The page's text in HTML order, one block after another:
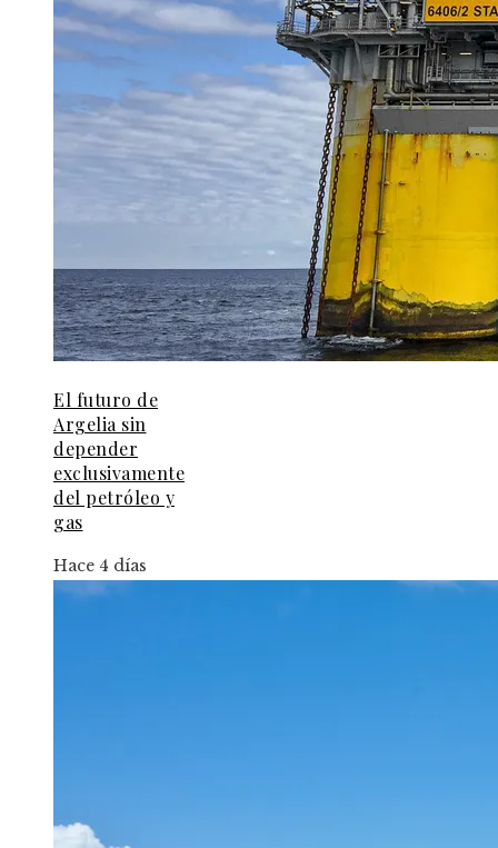
El futuro de
Argelia sin
depender
exclusivamente
del petróleo y
gas
Hace 4 días